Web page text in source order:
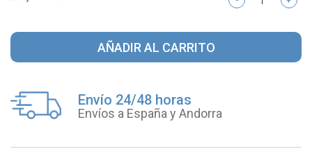
AÑADIR AL CARRITO
Envío 24/48 horas
Envíos a España y Andorra